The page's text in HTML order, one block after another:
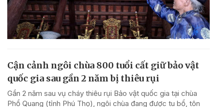
Cận cảnh ngôi chùa 800 tuổi cất giữ bảo vật
quốc gia sau gần 2 năm bị thiêu rụi
Gần 2 năm sau vụ cháy thiêu rụi Bảo vật quốc gia tại chùa
Phổ Quang (tỉnh Phú Thọ), ngôi chùa đang được tu bổ, tôn